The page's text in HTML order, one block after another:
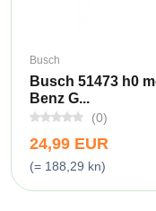
Busch
Busch 51473 h0
Benz G...
(0)
24,99 EUR
(= 188,29 kn)